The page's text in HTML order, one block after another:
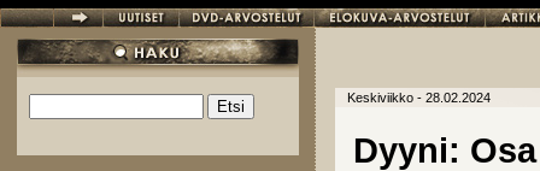
Hakulomake
Keskiviikko - 28.02.2024
Dyyni: